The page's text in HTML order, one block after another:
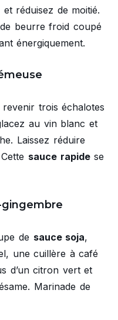
et réduisez de moitié.
beurre froid coupé
énergiquement.
trois échalotes
au vin blanc et
Laissez réduire
sauce rapidese
de sauce soja,
une cuillère à café
d’un citron vert et
Marinade de